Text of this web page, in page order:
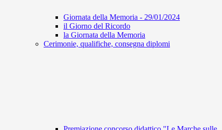
Giornata della Memoria - 29/01/2024
il Giorno del Ricordo
la Giornata della Memoria
Cerimonie, qualifiche, consegna diplomi